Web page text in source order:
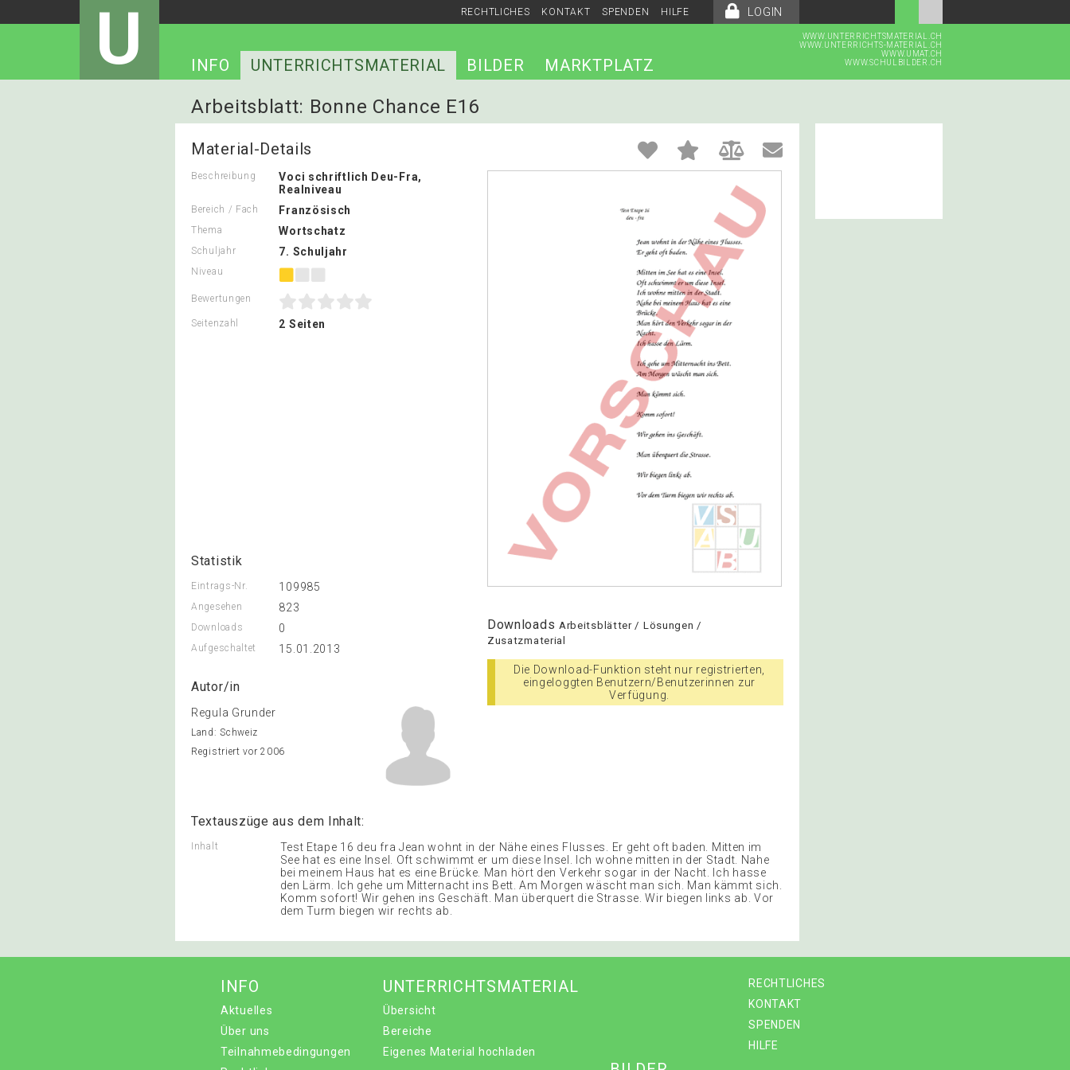
LOGIN
RECHTLICHES KONTAKT SPENDEN HILFE
U
WWW.UNTERRICHTSMATERIAL.CH
WWW.UNTERRICHTS-MATERIAL.CH
WWW.UMAT.CH
WWW.SCHULBILDER.CH
INFO UNTERRICHTSMATERIAL BILDER MARKTPLATZ
Arbeitsblatt: Bonne Chance E16
Material-Details
Beschreibung
Voci schriftlich Deu-Fra,
Realniveau
Bereich / Fach Französisch
Thema Wortschatz
Schuljahr 7. Schuljahr
Niveau
Bewertungen
Seitenzahl 2 Seiten
Statistik
Eintrags-Nr. 109985
Angesehen 823
Downloads 0
Aufgeschaltet 15.01.2013
Autor/in
Regula Grunder
Land: Schweiz
Registriert vor 2006
Downloads Arbeitsblätter / Lösungen /
Zusatzmaterial
Die Download-Funktion steht nur registrierten,
eingeloggten Benutzern/Benutzerinnen zur
Verfügung.
Textauszüge aus dem Inhalt:
Inhalt
Test Etape 16 deu fra Jean wohnt in der Nähe eines Flusses. Er geht oft baden. Mitten im
See hat es eine Insel. Oft schwimmt er um diese Insel. Ich wohne mitten in der Stadt. Nahe
bei meinem Haus hat es eine Brücke. Man hört den Verkehr sogar in der Nacht. Ich hasse
den Lärm. Ich gehe um Mitternacht ins Bett. Am Morgen wäscht man sich. Man kämmt sich.
Komm sofort! Wir gehen ins Geschäft. Man überquert die Strasse. Wir biegen links ab. Vor
dem Turm biegen wir rechts ab.
RECHTLICHES
KONTAKT
SPENDEN
HILFE
INFO
Aktuelles
Über uns
Teilnahmebedingungen
UNTERRICHTSMATERIAL
Übersicht
Bereiche
Eigenes Material hochladen